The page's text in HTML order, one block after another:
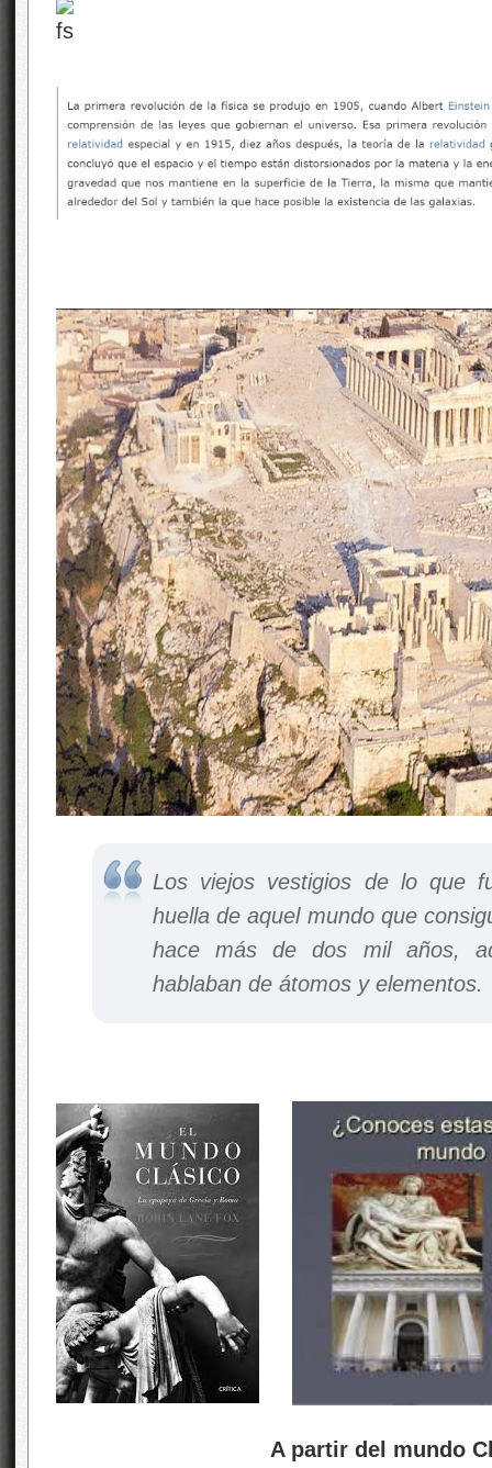
Los viejos vestigios de lo que
huella de aquel mundo que
hace más de dos mil años,
hablaban de átomos y elementos.
A partir del mundo